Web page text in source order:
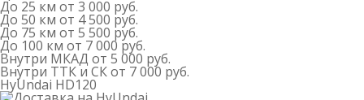
До 25 км от 3 000 руб.
До 50 км от 4 500 руб.
До 75 км от 5 500 руб.
До 100 км от 7 000 руб.
Внутри МКАД от 5 000 руб.
Внутри ТТК и СКот 7 000 руб.
HyUndai HD120